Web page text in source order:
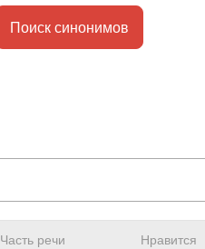
Поиск синонимов
Часть речи Нравится